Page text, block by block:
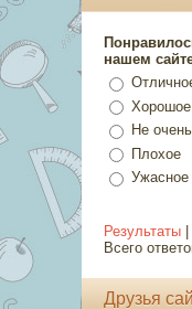
нашем
Хорошое
Не очень
Плохое
Ужасное
Результаты
Всего
Друзья